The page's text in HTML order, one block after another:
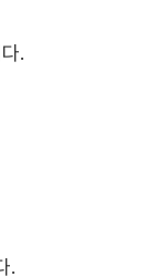
.
.